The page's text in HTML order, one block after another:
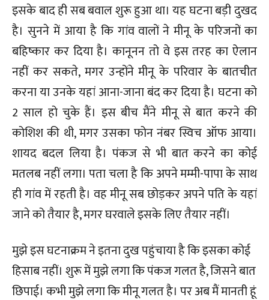
इसके बाद ही सब बवाल शुरू हुआ था। यह घटना बड़ी दुखद
है। सुनने में आया है कि गांव वालों ने मीनू के परिजनों का
बहिष्कार कर दिया है। कानूनन तो वे इस तरह का ऐलान
नहीं कर सकते, मगर उन्होंने मीनू के परिवार के बातचीत
करना या उनके यहां आना-जाना बंद कर दिया है। घटना को
2 साल हो चुके हैं। इस बीच मैंने मीनू से बात करने की
कोशिश की थी, मगर उसका फोन नंबर स्विच ऑफ आया।
शायद बदल लिया है। पंकज से भी बात करने का कोई
मतलब नहीं लगा। पता चला है कि अपने मम्मी-पापा के साथ
ही गांव में रहती है। वह मीनू सब छोड़कर अपने पति के यहां
जाने को तैयार है, मगर घरवाले इसके लिए तैयार नहीं।
मुझे इस घटनाक्रम ने इतना दुख पहुंचाया है कि इसका कोई
हिसाब नहीं। शुरू में मुझे लगा कि पंकज गलत है, जिसने बात
छिपाई। कभी मुझे लगा कि मीनू गलत है। पर अब मैं मानती हूं